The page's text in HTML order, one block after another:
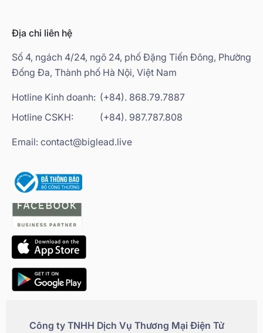
Địa chỉ liên hệ
Số 4, ngách 4/24, ngõ 24, phố Đặng Tiến Đông, Phường
Đống Đa, Thành phố Hà Nội, Việt Nam
Hotline Kinh doanh: (+84). 868.79.7887
Hotline CSKH:
(+84). 987.787.808
Email: contact@biglead.live
Công ty TNHH Dịch Vụ Thương Mại Điện Tử